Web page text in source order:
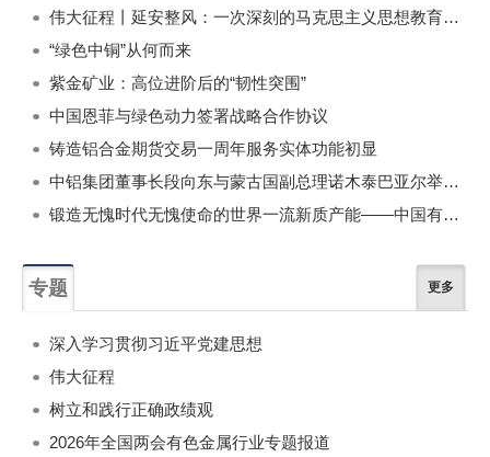
伟大征程丨延安整风：一次深刻的马克思主义思想教育运动
“绿色中铜”从何而来
紫金矿业：高位进阶后的“韧性突围”
中国恩菲与绿色动力签署战略合作协议
铸造铝合金期货交易一周年服务实体功能初显
中铝集团董事长段向东与蒙古国副总理诺木泰巴亚尔举行会谈
锻造无愧时代无愧使命的世界一流新质产能——中国有色金属工业的战略应对与破局之道（二）
专题 更多
深入学习贯彻习近平党建思想
伟大征程
树立和践行正确政绩观
2026年全国两会有色金属行业专题报道